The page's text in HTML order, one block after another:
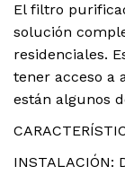
El filtro
solución
residenciales.
tener acceso a
están algunos
INSTALACIÓN: